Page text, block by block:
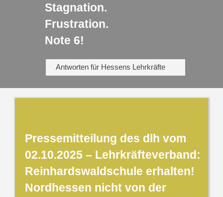
Stagnation.
Frustration.
Note 6!
Antworten für Hessens Lehrkräfte
Pressemitteilung des dlh vom
02.10.2025 – Lehrkräfteverband:
Reinhardswaldschule erhalten!
Nordhessen nicht von der